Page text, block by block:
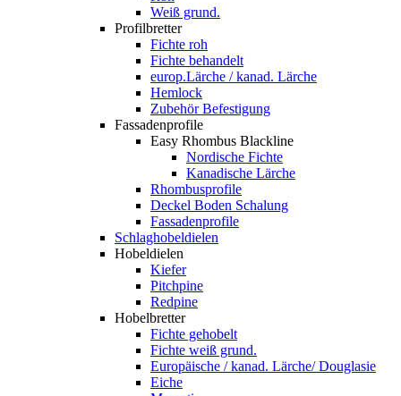
Weiß grund.
Profilbretter
Fichte roh
Fichte behandelt
europ.Lärche / kanad. Lärche
Hemlock
Zubehör Befestigung
Fassadenprofile
Easy Rhombus Blackline
Nordische Fichte
Kanadische Lärche
Rhombusprofile
Deckel Boden Schalung
Fassadenprofile
Schlaghobeldielen
Hobeldielen
Kiefer
Pitchpine
Redpine
Hobelbretter
Fichte gehobelt
Fichte weiß grund.
Europäische / kanad. Lärche/ Douglasie
Eiche